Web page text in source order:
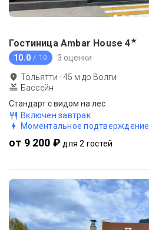
Гостиница Ambar House 4★
10.0 / 10 3 оценки
Тольятти ·45 м до Волги
Бассейн
Стандарт с видом на лес
Включен завтрак
Моментальное подтверждение
от 9 200 ₽ для 2 гостей